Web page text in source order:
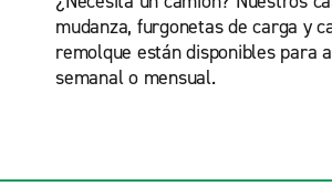
mudanza, furgonetas de carga y
remolque están disponibles para
semanal o mensual.